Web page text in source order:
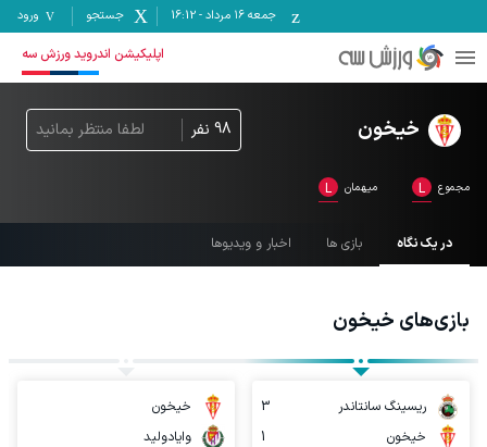
جمعه ۱۶ مرداد -
16:12 جستجو ورود
اپلیکیشن اندروید ورزش سه
خیخون 98 نفر لطفا منتظر بمانید
در یک نگاه بازی ها اخبار و ویدیوها
مجموع L میهمان L
بازی‌های خیخون
ریسینگ سانتاندر
3
خیخون
1
خیخون
وایادولید